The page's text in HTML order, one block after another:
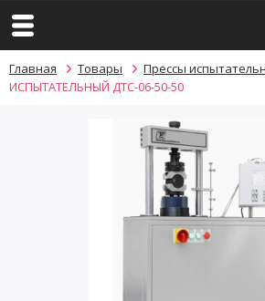
Главная Товары Прессы
ИСПЫТАТЕЛЬНЫЙ ДТС-06-50-50